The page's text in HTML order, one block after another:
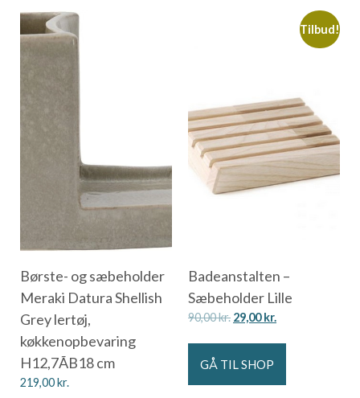
Børste- og sæbeholder
Meraki Datura Shellish
Grey lertøj,
køkkenopbevaring
H12,7ÃB18 cm
219,00kr.
Tilbud!
Badeanstalten –
Sæbeholder Lille
90,00kr. 29,00kr.
GÅ TIL SHOP